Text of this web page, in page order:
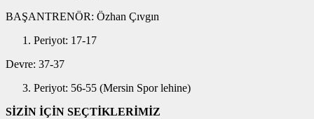
BAŞANTRENÖR: Özhan Çıvgın
Periyot: 17-17
Devre: 37-37
Periyot: 56-55 (Mersin Spor lehine)
SİZİN İÇİN SEÇTİKLERİMİZ